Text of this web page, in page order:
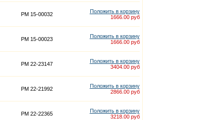
PM 15-00032
Положить в корзину
1666.00 руб
PM 15-00023
Положить в корзину
1666.00 руб
PM 22-23147
Положить в корзину
3404.00 руб
PM 22-21992
Положить в корзину
2866.00 руб
PM 22-22365
Положить в корзину
3218.00 руб